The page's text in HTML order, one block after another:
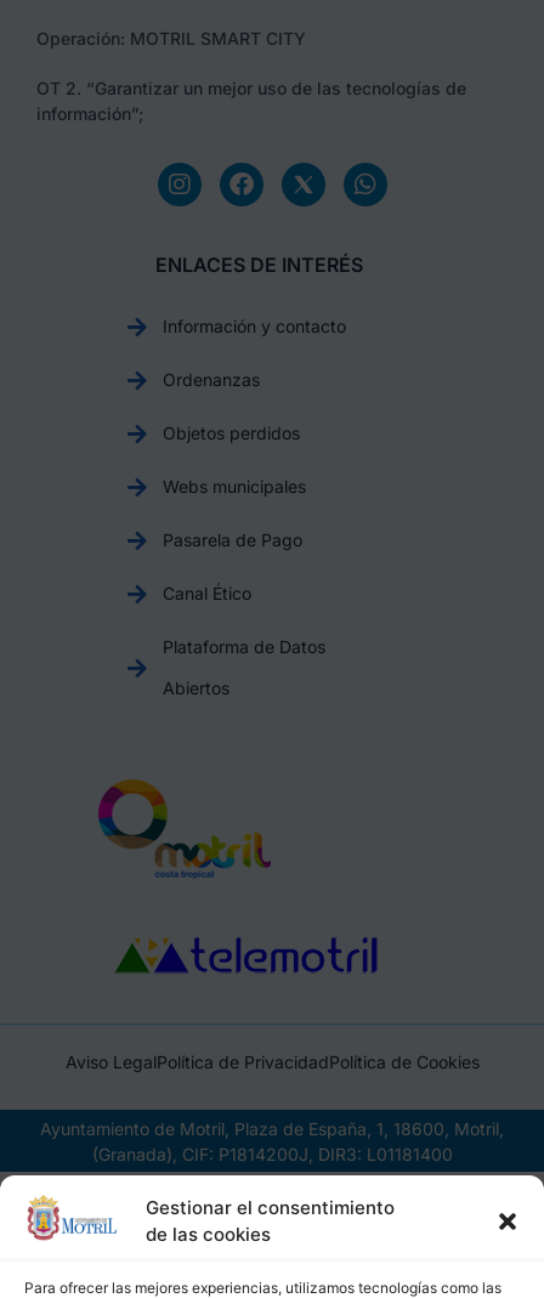
Gestionar el consentimiento
de las cookies
Para ofrecer las mejores experiencias, utilizamos tecnologías como las
Operación: MOTRIL SMART CITY
OT 2. “Garantizar un mejor uso de las tecnologías de
información”;
ENLACES DE INTERÉS
Información y contacto
Ordenanzas
Objetos perdidos
Webs municipales
Pasarela de Pago
Canal Ético
Plataforma de Datos
Abiertos
Aviso LegalPolítica de PrivacidadPolítica de Cookies
Ayuntamiento de Motril, Plaza de España, 1, 18600, Motril,
(Granada), CIF: P1814200J, DIR3: L01181400